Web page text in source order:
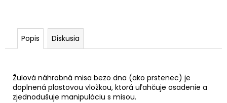
Popis Diskusia
Žulová náhrobná misa bezo dna (ako prstenec) je
doplnená plastovou vložkou, ktorá uľahčuje osadenie a
zjednodušuje manipuláciu s misou.